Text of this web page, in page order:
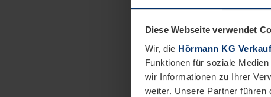
Diese Webseite verwendet
Wir, die Hörmann KG
Funktionen für soziale
wir Informationen zu Ihrer
weiter. Unsere Partner